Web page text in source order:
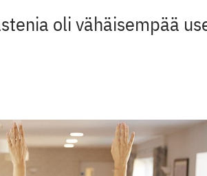
oli vähäisempää